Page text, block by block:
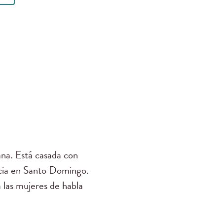
Está casada con
en Santo Domingo.
mujeres de habla